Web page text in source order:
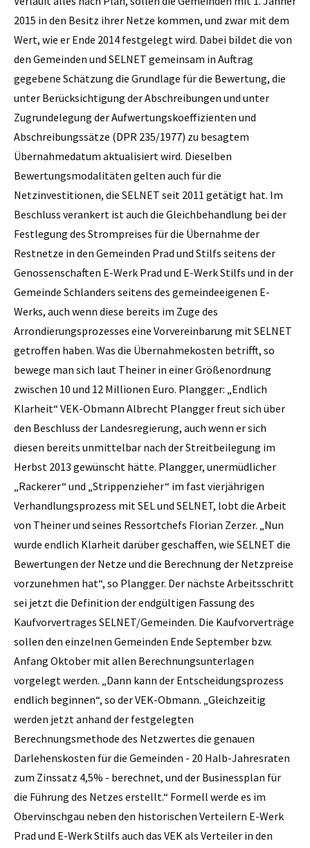
2015 in den Besitz ihrer ­Netze kommen, und zwar mit dem
Wert, wie er Ende 2014 festgelegt wird. Dabei bildet die von
den Gemeinden und SELNET gemeinsam in Auftrag
gegebene Schätzung die Grundlage für die Bewertung, die
unter Berücksichtigung der Abschreibungen und unter
Zugrundelegung der Aufwertungskoeffizienten und
Abschreibungssätze (DPR 235/1977) zu besagtem
Übernahmedatum aktualisiert wird. Dieselben
Bewertungsmodalitäten gelten auch für die
Netzinvestitionen, die SELNET seit 2011 getätigt hat. Im
Beschluss verankert ist auch die Gleichbehandlung bei der
Festlegung des Strompreises für die Übernahme der
Restnetze in den Gemeinden Prad und Stilfs seitens der
Genossenschaften E-Werk Prad und E-Werk Stilfs und in der
Gemeinde ­Schlanders seitens des gemeindeeigenen E-
Werks, auch wenn diese bereits im Zuge des
Arrondierungsprozesses eine Vorvereinbarung mit SELNET
getroffen haben. Was die Übernahmekosten betrifft, so
bewege man sich laut Theiner in einer Größenordnung
zwischen 10 und 12 Millionen Euro. Plangger: „Endlich
Klarheit“ VEK-Obmann Albrecht ­Plangger freut sich über
den Beschluss der Landesregierung, auch wenn er sich
diesen bereits unmittelbar nach der Streitbeilegung im
Herbst 2013 gewünscht hätte. Plangger, unermüdlicher
„Rackerer“ und „Strippenzieher“ im fast vierjährigen
Verhandlungsprozess mit SEL und SELNET, lobt die Arbeit
von Theiner und seines Ressortchefs ­Florian Zerzer. „Nun
wurde endlich Klarheit darüber geschaffen, wie SELNET die
Bewertungen der Netze und die Berechnung der Netzpreise
vorzunehmen hat“, so Plangger. Der nächste Arbeitsschritt
sei jetzt die Definition der endgültigen Fassung des
Kaufvorvertrages SELNET/Gemeinden. Die Kaufvorverträge
sollen den einzelnen Gemeinden Ende September bzw.
Anfang Oktober mit allen Berechnungsunterlagen
vorgelegt werden. „Dann kann der Entscheidungsprozess
endlich beginnen“, so der VEK-Obmann. „Gleichzeitig
werden jetzt anhand der festgelegten
Berechnungsmethode des Netzwertes die genauen
Darlehenskosten für die Gemeinden - 20 Halb-Jahresraten
zum Zinssatz 4,5% - berechnet, und der Businessplan für
die Führung des Netzes erstellt.“ Formell werde es im
Obervinschgau neben den historischen Verteilern E-Werk
Prad und E-Werk Stilfs auch das VEK als Verteiler in den